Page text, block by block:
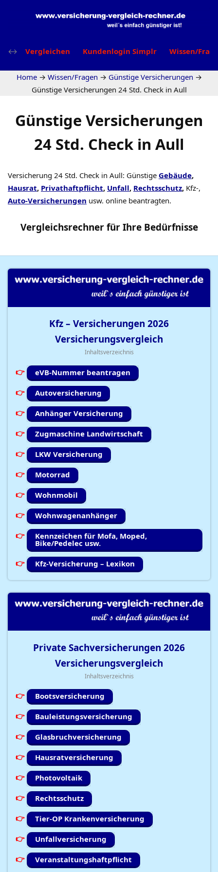
Vergleichen Kundenlogin Simplr Wissen/
Home → Wissen/Fragen → Günstige Versicherungen →
Günstige Versicherungen 24 Std. Check in Aull
Günstige Versicherungen
24 Std. Check in Aull
Versicherung 24 Std. Check in Aull: Günstige Gebäude,
Hausrat, Privathaftpflicht, Unfall, Rechtsschutz, Kfz-,
Auto-Versicherungen usw. online beantragten.
Vergleichsrechnerfür Ihre Bedürfnisse
Kfz – Versicherungen 2026
Versicherungsvergleich
Inhaltsverzeichnis
eVB-Nummer beantragen
Autoversicherung
Anhänger Versicherung
Zugmaschine Landwirtschaft
LKW Versicherung
Motorrad
Wohnmobil
Wohnwagenanhänger
Kennzeichen für Mofa, Moped,
Bike/Pedelec usw.
Kfz-Versicherung – Lexikon
Private Sachversicherungen 2026
Versicherungsvergleich
Inhaltsverzeichnis
Bootsversicherung
Bauleistungsversicherung
Glasbruchversicherung
Hausratversicherung
Photovoltaik
Rechtsschutz
Tier-OP Krankenversicherung
Unfallversicherung
Veranstaltungshaftpflicht